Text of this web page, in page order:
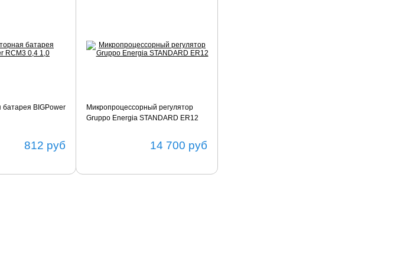
батарея BIGPower
812 руб
Микропроцессорный регулятор
Gruppo Energia STANDARD ER12
14 700 руб